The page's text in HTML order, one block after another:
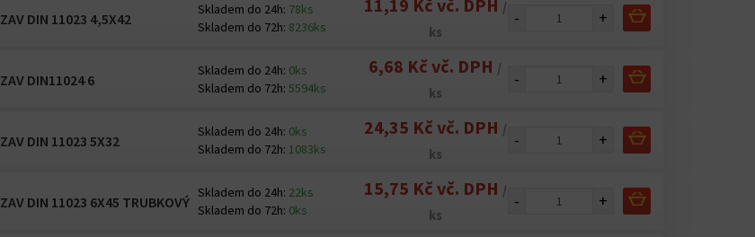
ZAV DIN 11023 4,5X42
Skladem do 24h: 78ks
Skladem do 72h: 8236ks
11,19 Kč vč. DPH /
ks
- +
ZAV DIN11024 6
Skladem do 24h: 0ks
Skladem do 72h: 5594ks
6,68 Kč vč. DPH /
ks
- +
ZAV DIN 11023 5X32
Skladem do 24h: 0ks
Skladem do 72h: 1083ks
24,35 Kč vč. DPH /
ks
- +
ZAV DIN 11023 6X45 TRUBKOVÝ
Skladem do 24h: 22ks
Skladem do 72h: 0ks
15,75 Kč vč. DPH /
ks
- +